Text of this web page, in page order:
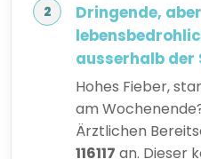
Dringende,
ausserhalb der
Hohes Fieber,
am
Ärztlichen
116117 an. Dieser